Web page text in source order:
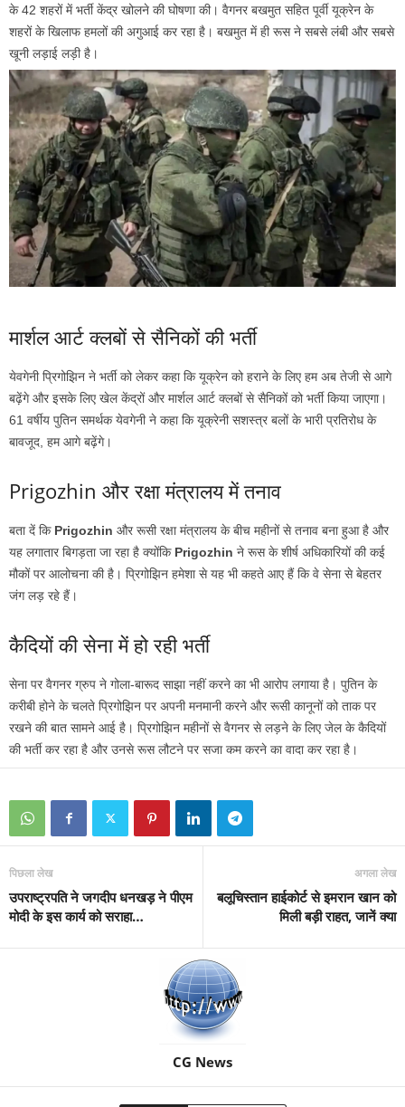
के 42 शहरों में भर्ती केंद्र खोलने की घोषणा की। वैगनर बखमुत सहित पूर्वी यूक्रेन के
शहरों के खिलाफ हमलों की अगुआई कर रहा है। बखमुत में ही रूस ने सबसे लंबी और सबसे
खूनी लड़ाई लड़ी है।
मार्शल आर्ट क्लबों से सैनिकों की भर्ती
येवगेनी प्रिगोझिन ने भर्ती को लेकर कहा कि यूक्रेन को हराने के लिए हम अब तेजी से आगे
बढ़ेंगे और इसके लिए खेल केंद्रों और मार्शल आर्ट क्लबों से सैनिकों को भर्ती किया जाएगा।
61 वर्षीय पुतिन समर्थक येवगेनी ने कहा कि यूक्रेनी सशस्त्र बलों के भारी प्रतिरोध के
बावजूद, हम आगे बढ़ेंगे।
Prigozhin और रक्षा मंत्रालय में तनाव
बता दें किPrigozhin और रूसी रक्षा मंत्रालय के बीच महीनों से तनाव बना हुआ है और
यह लगातार बिगड़ता जा रहा है क्योंकिPrigozhin ने रूस के शीर्ष अधिकारियों की कई
मौकों पर आलोचना की है। प्रिगोझिन हमेशा से यह भी कहते आए हैं कि वे सेना से बेहतर
जंग लड़ रहे हैं।
कैदियों की सेना में हो रही भर्ती
सेना पर वैगनर ग्रुप ने गोला-बारूद साझा नहीं करने का भी आरोप लगाया है। पुतिन के
करीबी होने के चलते प्रिगोझिन पर अपनी मनमानी करने और रूसी कानूनों को ताक पर
रखने की बात सामने आई है। प्रिगोझिन महीनों से वैगनर से लड़ने के लिए जेल के कैदियों
की भर्ती कर रहा है और उनसे रूस लौटने पर सजा कम करने का वादा कर रहा है।
पिछला लेख
उपराष्ट्रपति ने जगदीप धनखड़ ने पीएम
मोदी के इस कार्य को सराहा…
अगला लेख
बलूचिस्तान हाईकोर्ट से इमरान खान को
मिली बड़ी राहत, जानें क्या
CG News